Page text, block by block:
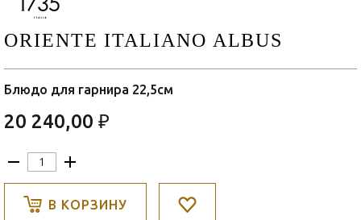
ORIENTE ITALIANO ALBUS
Блюдо для гарнира 22,5см
20 240,00 ₽
В КОРЗИНУ